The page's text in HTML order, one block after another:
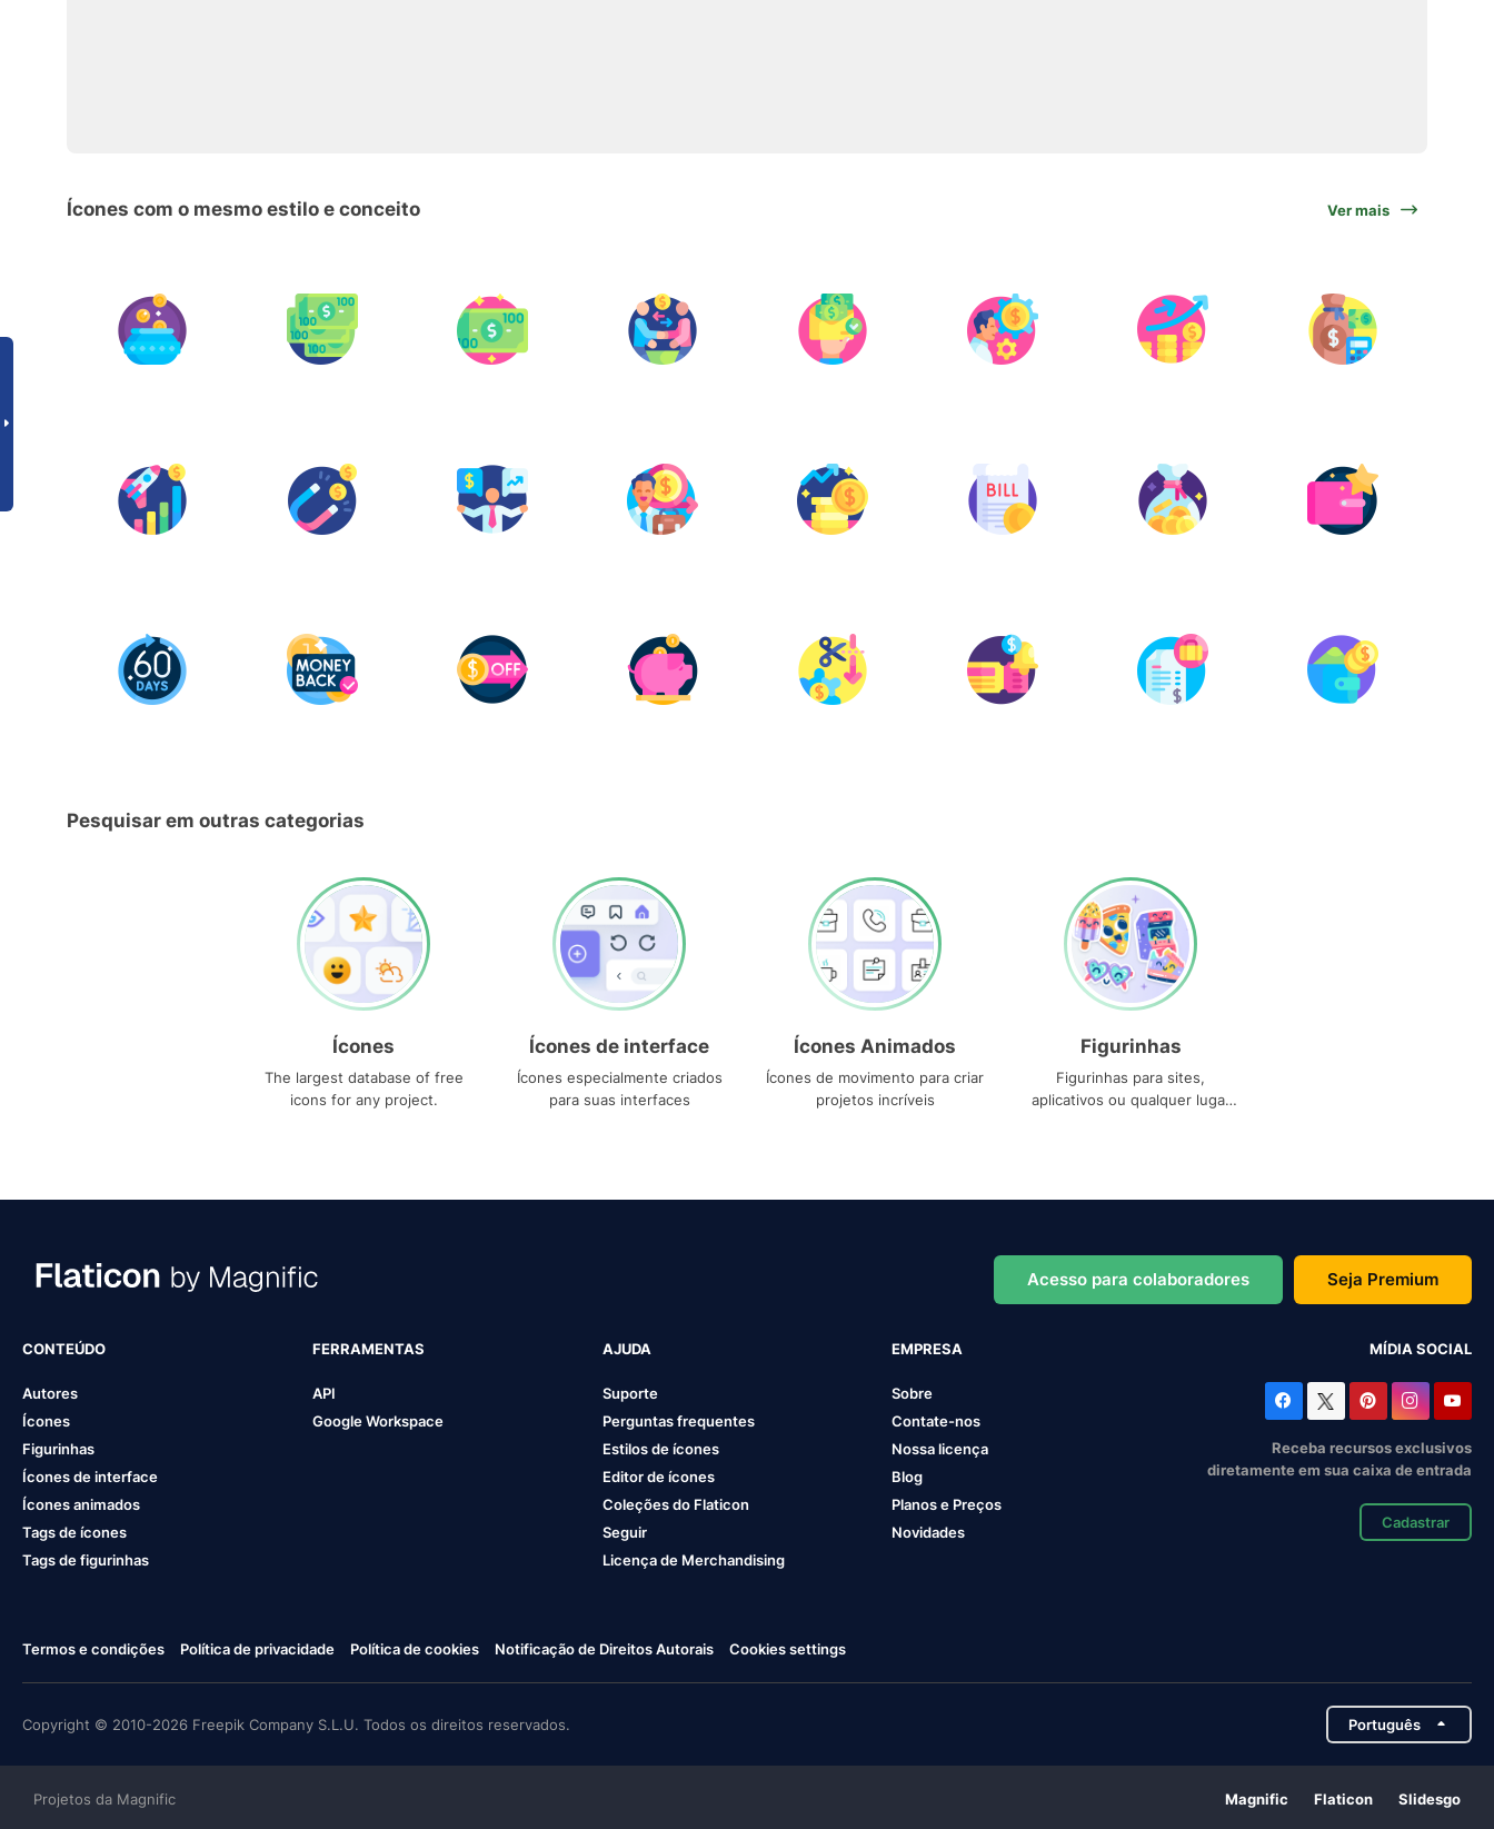
Ícones com o mesmo estilo e conceito Ver mais
Pesquisar em outras categorias
Ícones
The largest database of free
icons for any project.
Ícones de interface
Ícones especialmente criados
para suas interfaces
Ícones Animados
Ícones de movimento para criar
projetos incríveis
Figurinhas
Figurinhas para sites,
aplicativos ou qualquer lugar
Acesso para colaboradores Seja Premium
CONTEÚDO
Autores
Ícones
Figurinhas
Ícones de interface
Ícones animados
Tags de ícones
Tags de figurinhas
FERRAMENTAS
API
Google Workspace
AJUDA
Suporte
Perguntas frequentes
Estilos de ícones
Editor de ícones
Coleções do Flaticon
Seguir
Licença de Merchandising
EMPRESA
Sobre
Contate-nos
Nossa licença
Blog
Planos e Preços
Novidades
MÍDIA SOCIAL
Receba recursos exclusivos
diretamente em sua caixa de entrada
Cadastrar
Termos e condições Política de privacidade Política de cookies Notificação de Direitos Autorais Cookies settings
Copyright © 2010-2026 Freepik Company S.L.U. Todos os direitos reservados. Português
Projetos da Magnific Magnific Flaticon Slidesgo